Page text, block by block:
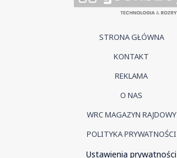
STRONA GŁÓWNA
KONTAKT
REKLAMA
O NAS
WRC MAGAZYN RAJDOWY
POLITYKA PRYWATNOŚCI
Ustawienia prywatności